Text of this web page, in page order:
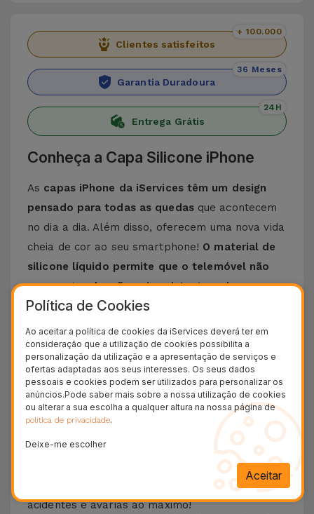
Clientes satisfeitos
+ 100.000
Garantia Duradoura
36 Meses
Entrega Grátis
24H
Conheça a Capa Silicone iPhone
As capas iPhone da iServices têm um design
pensado para todas as quedasque acontecem
no dia a dia. Além disso, oferecem uma nova vida
cheia de cor ao seu smartphone! O material de
silicone líquido permite que o telemóvel não
escorregue da mão e é resistente a riscos.
Esta Capa é compatível com os modelos
15
, 14, 13, 12 entre outros bem como os mais
recentes modelos da Apple, oiPhone 16e
iPhone 17.
Proteção de 3 camadas com as Capas
Silicone
As nossasCapas Silicone iPhone contam com
uma construção robusta e de qualidade, com
, para evitar
acidentes e avarias ao máximo!
Política de Cookies
Ao aceitar a política de cookies da iServices deverá ter em
consideração que a utilização de cookies possibilita a
personalização da utilização e a apresentação de serviços e
ofertas adaptadas aos seus interesses. Os seus dados
pessoais e cookies podem ser utilizados para personalizar os
anúncios.Pode saber mais sobre a nossa utilização de cookies
ou alterar a sua escolha a qualquer altura na nossa página de
política de privacidade.
Deixe-me escolher
Aceitar